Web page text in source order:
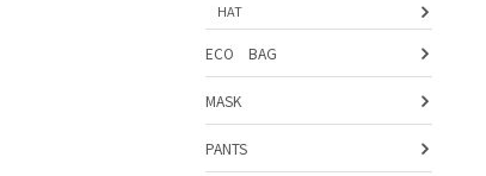
HAT
ECO BAG
MASK
PANTS